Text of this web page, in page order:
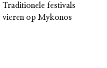
Traditionele festivals
vieren op Mykonos